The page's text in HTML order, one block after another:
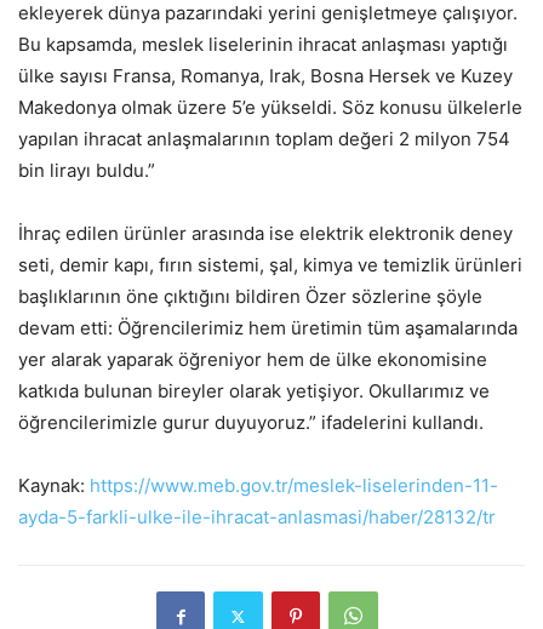
ekleyerek dünya pazarındaki yerini genişletmeye çalışıyor.
Bu kapsamda, meslek liselerinin ihracat anlaşması yaptığı
ülke sayısı Fransa, Romanya, Irak, Bosna Hersek ve Kuzey
Makedonya olmak üzere 5’e yükseldi. Söz konusu ülkelerle
yapılan ihracat anlaşmalarının toplam değeri 2 milyon 754
bin lirayı buldu.”
İhraç edilen ürünler arasında ise elektrik elektronik deney
seti, demir kapı, fırın sistemi, şal, kimya ve temizlik ürünleri
başlıklarının öne çıktığını bildiren Özer sözlerine şöyle
devam etti: Öğrencilerimiz hem üretimin tüm aşamalarında
yer alarak yaparak öğreniyor hem de ülke ekonomisine
katkıda bulunan bireyler olarak yetişiyor. Okullarımız ve
öğrencilerimizle gurur duyuyoruz.” ifadelerini kullandı.
Kaynak: https://www.meb.gov.tr/meslek-liselerinden-11-
ayda-5-farkli-ulke-ile-ihracat-anlasmasi/haber/28132/tr